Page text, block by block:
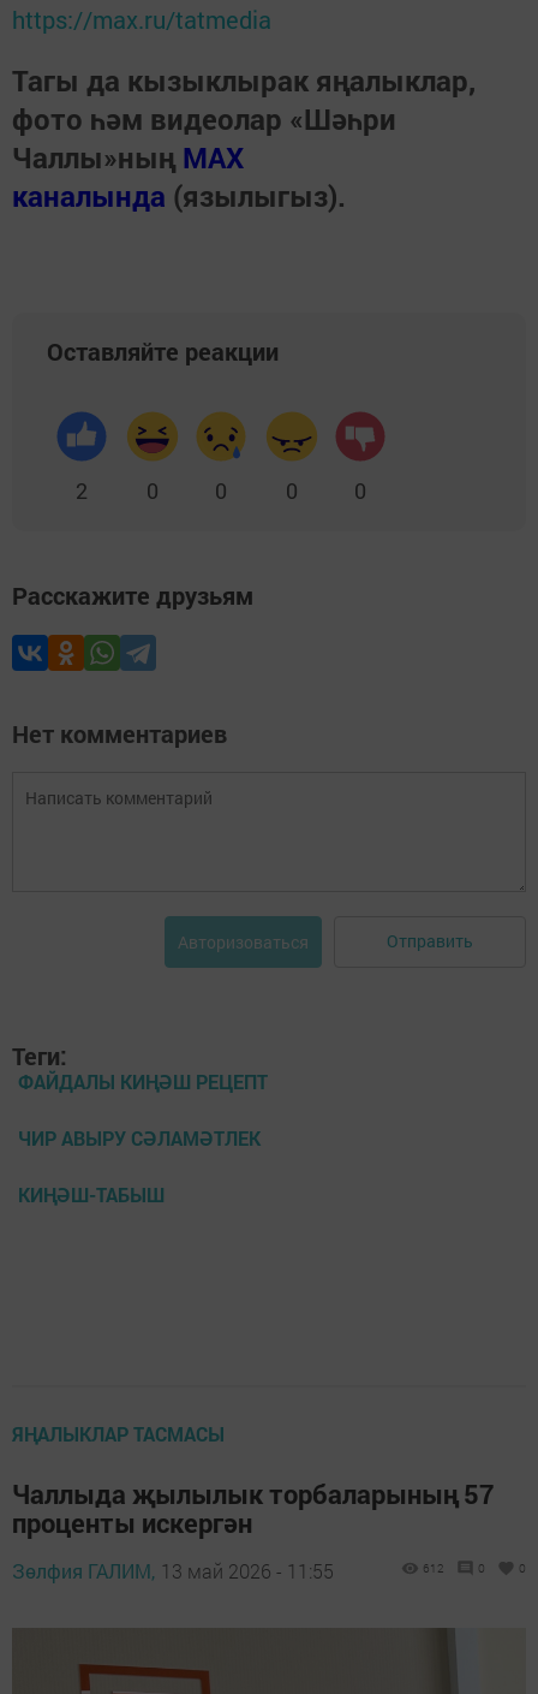
https://max.ru/tatmedia
Тагы да кызыклырак яңалыклар,
фото һәм видеолар «Шәһри
Чаллы»ның MAX
каналында (язылыгыз).
Оставляйте реакции
2 0 0 0 0
Расскажите друзьям
Нет комментариев
Авторизоваться Отправить
Теги:
ФАЙДАЛЫ КИҢӘШ РЕЦЕПТ
ЧИР АВЫРУ СӘЛАМӘТЛЕК
КИҢӘШ-ТАБЫШ
ЯҢАЛЫКЛАР ТАСМАСЫ
Чаллыда җылылык торбаларының 57
проценты искергән
Зөлфия ГАЛИМ, 13 май 2026 - 11:55 612 0 0